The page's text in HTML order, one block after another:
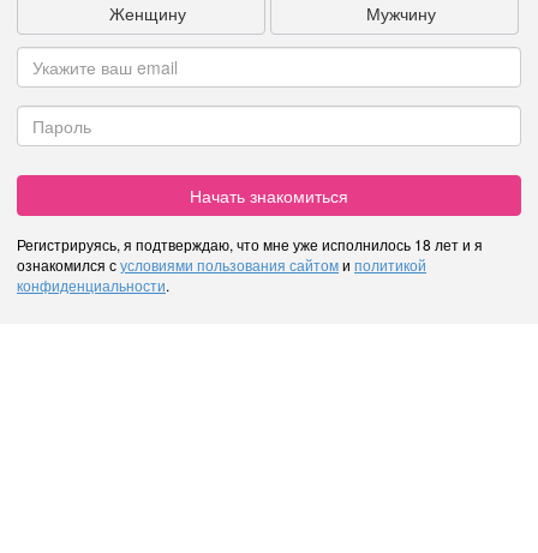
Женщину Мужчину
Начать знакомиться
Регистрируясь, я подтверждаю, что мне уже исполнилось 18 лет и я
ознакомился сусловиями пользования сайтоми политикой
конфиденциальности.